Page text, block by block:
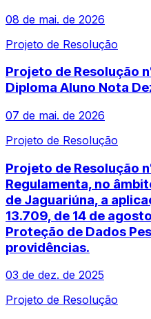
08 de mai. de 2026
Projeto de Resolução
Projeto de Resolução
Diploma Aluno Nota
07 de mai. de 2026
Projeto de Resolução
Projeto de Resolução
Regulamenta, no
de Jaguariúna, a
13.709, de 14 de
Proteção de Dados
providências.
03 de dez. de 2025
Projeto de Resolução